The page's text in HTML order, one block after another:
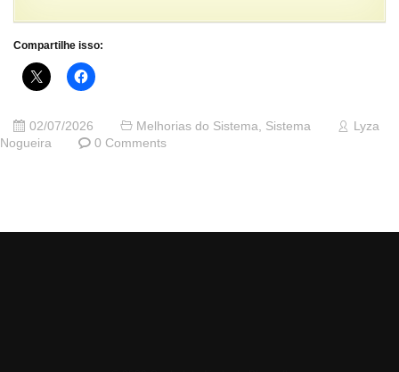
Compartilhe isso:
02/07/2026 Melhorias do Sistema Sistema
Lyza
Nogueira
0 Comments